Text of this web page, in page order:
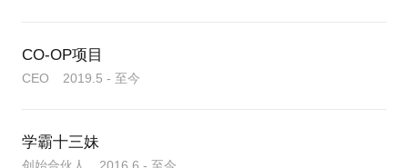
CO-OP项目
CEO 2019.5 - 至今
学霸十三妹
创始合伙人 2016.6 - 至今